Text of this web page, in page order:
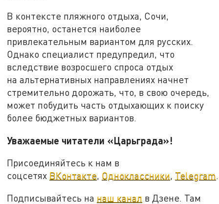
В контексте пляжного отдыха, Сочи,
вероятно, останется наиболее
привлекательным вариантом для русских.
Однако специалист предупредил, что
вследствие возросшего спроса отдых
на альтернативных направлениях начнет
стремительно дорожать, что, в свою очередь,
может побудить часть отдыхающих к поиску
более бюджетных вариантов.
Уважаемые читатели «Царьграда»!
Присоединяйтесь к нам в
соцсетях ВКонтакте, Одноклассники, Telegram.
Подписывайтесь на наш канал в Дзене. Там